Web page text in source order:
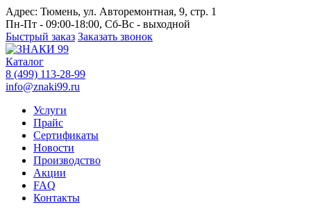
Адрес: Тюмень, ул. Авторемонтная, 9, стр. 1
Пн-Пт - 09:00-18:00, Сб-Вс - выходной
Быстрый заказ Заказать звонок
Каталог
8 (499) 113-28-99
info@znaki99.ru
Услуги
Прайс
Сертификаты
Новости
Производство
Акции
FAQ
Контакты